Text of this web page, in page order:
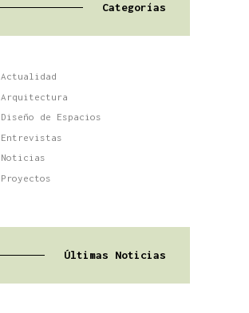
Categorías
Actualidad
Arquitectura
Diseño de Espacios
Entrevistas
Noticias
Proyectos
Últimas Noticias